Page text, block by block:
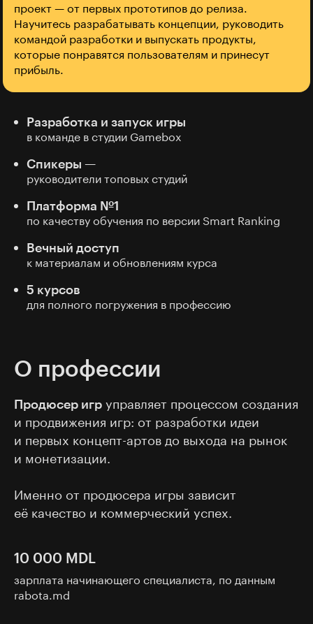
проект — от первых прототипов до релиза.
Научитесь разрабатывать концепции, руководить
командой разработки и выпускать продукты,
которые понравятся пользователям и принесут
прибыль.
Разработка и запуск игры
в команде в студии Gamebox
Спикеры —
руководители топовых студий
Платформа №1
по качеству обучения по версии Smart Ranking
Вечный доступ
к материалам и обновлениям курса
5 курсов
для полного погружения в профессию
О профессии
Продюсер игр управляет процессом создания
и продвижения игр: от разработки идеи
и первых концепт-артов до выхода на рынок
и монетизации.
Именно от продюсера игры зависит
её качество и коммерческий успех.
10 000 MDL
зарплата начинающего специалиста, по данным
rabota.md